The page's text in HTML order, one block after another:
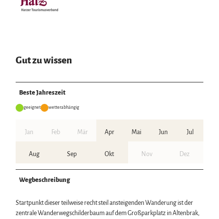
Gut zu wissen
Beste Jahreszeit
geeignet wetterabhängig
Jan Feb Mär Apr Mai Jun Jul
Aug Sep Okt Nov Dez
Wegbeschreibung
Startpunkt dieser teilweise recht steil ansteigenden Wanderung ist der
zentrale Wanderwegschilderbaum auf dem Großparkplatz in Altenbrak,